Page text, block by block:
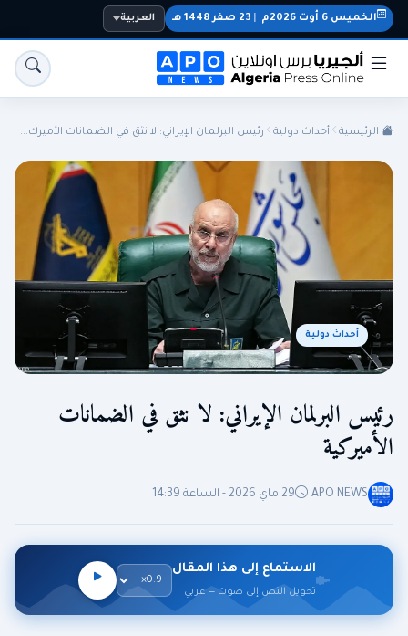
الجالية المنتخب الوطني
اقتصاد رياضة
الخميس 6 أوت 2026م 23 صفر 1448 هـ العربية
الرئيسية أحداث دولية رئيس البرلمان الإيراني: لا نثق في الضمانات الأميرك...
أحداث دولية
رئيس البرلمان الإيراني: لا نثق في الضمانات
الأميركية
APO NEWS 29 ماي 2026 - الساعة 14:39
الاستماع إلى هذا المقال
تحويل النص إلى صوت — عربي